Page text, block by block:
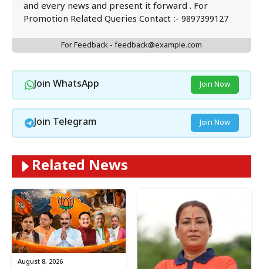
and every news and present it forward . For
Promotion Related Queries Contact :- 9897399127
For Feedback - feedback@example.com
Join WhatsApp Join Now
Join Telegram Join Now
Related News
August 8, 2026